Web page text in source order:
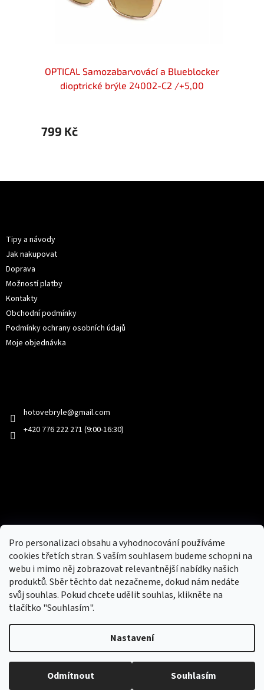
Pro personalizaci obsahu a vyhodnocování používáme
cookies třetích stran. S vaším souhlasem budeme schopni na
webu i mimo něj zobrazovat relevantnější nabídky našich
produktů. Sběr těchto dat nezačneme, dokud nám nedáte
svůj souhlas. Pokud chcete udělit souhlas, klikněte na
tlačítko "Souhlasím".
Nastavení
Odmítnout Souhlasím
OPTICAL Samozabarvovácí a Blueblocker
dioptrické brýle 24002-C2 /+5,00
799 Kč
Tipy a návody
Jak nakupovat
Doprava
Možností platby
Kontakty
Obchodní podmínky
Podmínky ochrany osobních údajů
Moje objednávka
hotovebryle@gmail.com
+420 776 222 271 (9:00-16:30)
Nový obchod s batohy, cestovními zavazadly, tašky a peněženky
Copyright 2026hotovebryle.cz
. Všechna práva